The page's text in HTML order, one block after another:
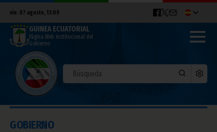
vie. 07 agosto, 13:09
GUINEA ECUATORIAL
Página Web Institucional del
Gobierno
GOBIERNO